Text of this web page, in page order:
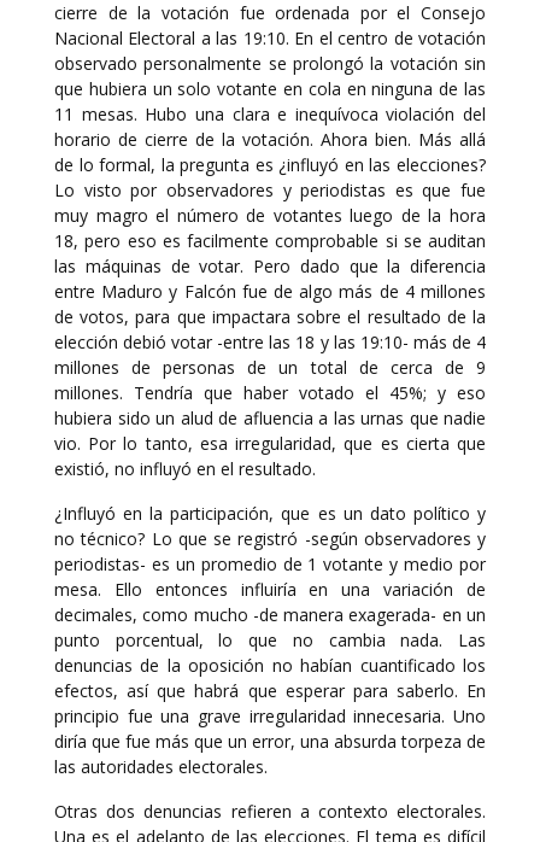
cierre de la votación fue ordenada por el Consejo
Nacional Electoral a las 19:10. En el centro de votación
observado personalmente se prolongó la votación sin
que hubiera un solo votante en cola en ninguna de las
11 mesas. Hubo una clara e inequívoca violación del
horario de cierre de la votación. Ahora bien. Más allá
de lo formal, la pregunta es ¿influyó en las elecciones?
Lo visto por observadores y periodistas es que fue
muy magro el número de votantes luego de la hora
18, pero eso es facilmente comprobable si se auditan
las máquinas de votar. Pero dado que la diferencia
entre Maduro y Falcón fue de algo más de 4 millones
de votos, para que impactara sobre el resultado de la
elección debió votar -entre las 18 y las 19:10- más de 4
millones de personas de un total de cerca de 9
millones. Tendría que haber votado el 45%; y eso
hubiera sido un alud de afluencia a las urnas que nadie
vio. Por lo tanto, esa irregularidad, que es cierta que
existió, no influyó en el resultado.
¿Influyó en la participación, que es un dato político y
no técnico? Lo que se registró -según observadores y
periodistas- es un promedio de 1 votante y medio por
mesa. Ello entonces influiría en una variación de
decimales, como mucho -de manera exagerada- en un
punto porcentual, lo que no cambia nada. Las
denuncias de la oposición no habían cuantificado los
efectos, así que habrá que esperar para saberlo. En
principio fue una grave irregularidad innecesaria. Uno
diría que fue más que un error, una absurda torpeza de
las autoridades electorales.
Otras dos denuncias refieren a contexto electorales.
Una es el adelanto de las elecciones. El tema es difícil